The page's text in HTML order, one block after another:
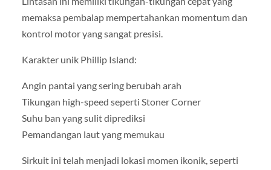
memaksa pembalap mempertahankan momentum dan
kontrol motor yang sangat presisi.
Karakter unik Phillip Island:
Angin pantai yang sering berubah arah
Tikungan high-speed seperti Stoner Corner
Suhu ban yang sulit diprediksi
Pemandangan laut yang memukau
Sirkuit ini telah menjadi lokasi momen ikonik, seperti